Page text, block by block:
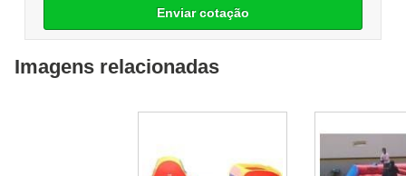
Enviar cotação
Imagens relacionadas